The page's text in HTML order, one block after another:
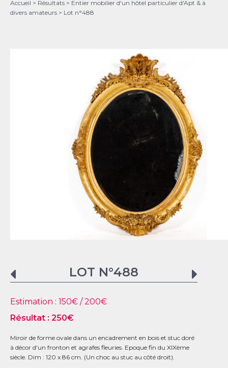
Accueil > Résultats > Entier mobilier d'un hôtel particulier d'Apt & à
divers amateurs > Lot n°488
LOT N°488
Estimation : 150€ /200€
Résultat : 250€
Miroir de forme ovale dans un encadrement en bois et stuc doré
à décor d'un fronton et agrafes fleuries. Epoque fin du XIXème
siècle. Dim : 120 x 86 cm. (Un choc au stuc au côté droit).